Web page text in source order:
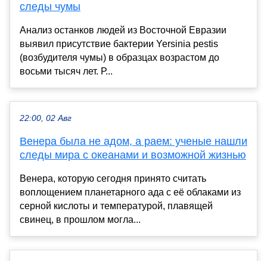
следы чумы
Анализ останков людей из Восточной Евразии
выявил присутствие бактерии Yersinia pestis
(возбудителя чумы) в образцах возрастом до
восьми тысяч лет. Р...
22:00, 02 Авг
Венера была не адом, а раем: ученые нашли
следы мира с океанами и возможной жизнью
Венера, которую сегодня принято считать
воплощением планетарного ада с её облаками из
серной кислоты и температурой, плавящей
свинец, в прошлом могла...